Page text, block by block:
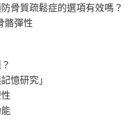
骨質疏鬆症的選項有效嗎？
骼彈性
憶研究」